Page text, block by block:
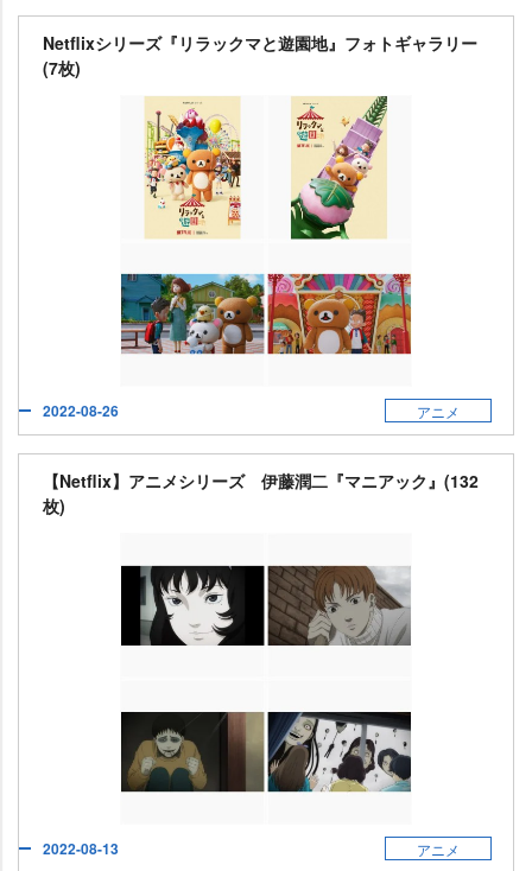
Netflixシリーズ『リラックマと遊園地』フォトギャラリー
(7枚)
2022-08-26 アニメ
【Netflix】アニメシリーズ 伊藤潤二『マニアック』(132
枚)
2022-08-13 アニメ